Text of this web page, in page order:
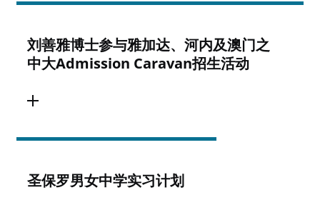
刘善雅博士参与雅加达、河内及澳门之
中大Admission Caravan招生活动
圣保罗男女中学实习计划